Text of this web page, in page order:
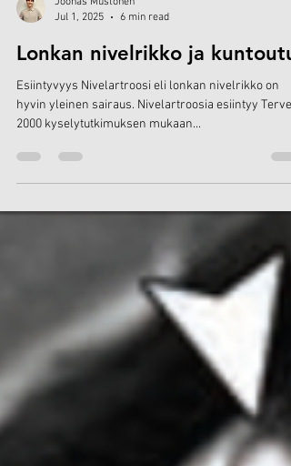
Joonas Mustonen
Lonkan nivelrikko ja
hyvin yleinen sairaus. Nivelartroosia esiintyy